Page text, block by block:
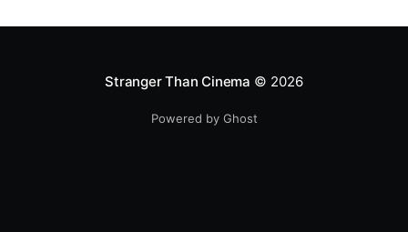
Stranger Than Cinema © 2026
Powered by Ghost